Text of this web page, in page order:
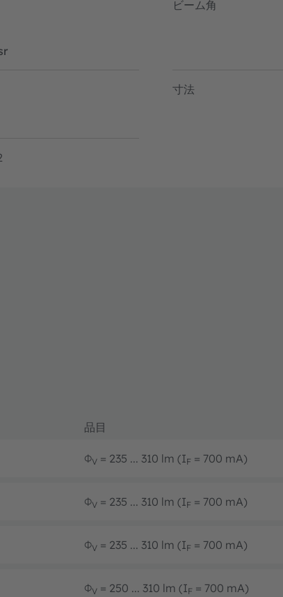
ビーム角
寸法
品目
ΦV = 235 ... 310 lm (IF = 700 mA)
ΦV = 235 ... 310 lm (IF = 700 mA)
ΦV = 235 ... 310 lm (IF = 700 mA)
ΦV = 250 ... 310 lm (IF = 700 mA)